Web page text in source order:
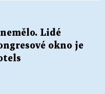
Lidé
okno je